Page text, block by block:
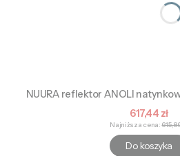
NUURA reflektor ANOLI
Cena
617,44 zł
Najniższa cena:
Do koszyka